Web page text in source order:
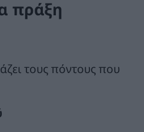
πράξη
τους πόντους που